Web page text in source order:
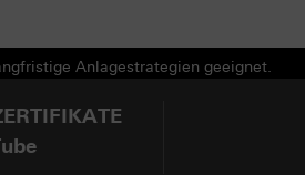
Anlagestrategien geeignet.